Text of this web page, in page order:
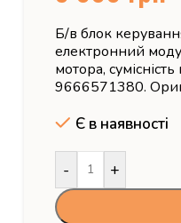
Б/в блок
електронний
мотора,
9666571380.
Є в наявності
- +